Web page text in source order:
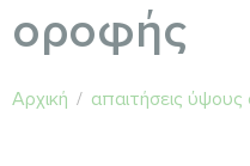
οροφής
Αρχική / απαιτήσεις